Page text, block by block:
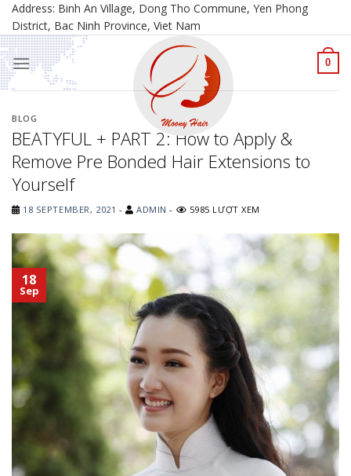
Skip
content
Address: Binh An Village, Dong Tho Commune, Yen Phong
District, Bac Ninh Province, Viet Nam
0
BLOG
BEATYFUL + PART 2: How to Apply &
Remove Pre Bonded Hair Extensions to
Yourself
18 SEPTEMBER, 2021 - ADMIN - 5985 LƯỢT XEM
18
Sep